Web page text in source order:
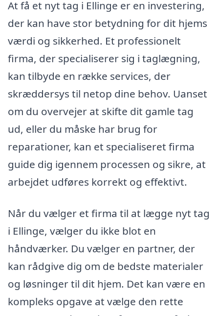
At få et nyt tag i Ellinge er en investering,
der kan have stor betydning for dit hjems
værdi og sikkerhed. Et professionelt
firma, der specialiserer sig i taglægning,
kan tilbyde en række services, der
skræddersys til netop dine behov. Uanset
om du overvejer at skifte dit gamle tag
ud, eller du måske har brug for
reparationer, kan et specialiseret firma
guide dig igennem processen og sikre, at
arbejdet udføres korrekt og effektivt.
Når du vælger et firma til at lægge nyt tag
i Ellinge, vælger du ikke blot en
håndværker. Du vælger en partner, der
kan rådgive dig om de bedste materialer
og løsninger til dit hjem. Det kan være en
kompleks opgave at vælge den rette